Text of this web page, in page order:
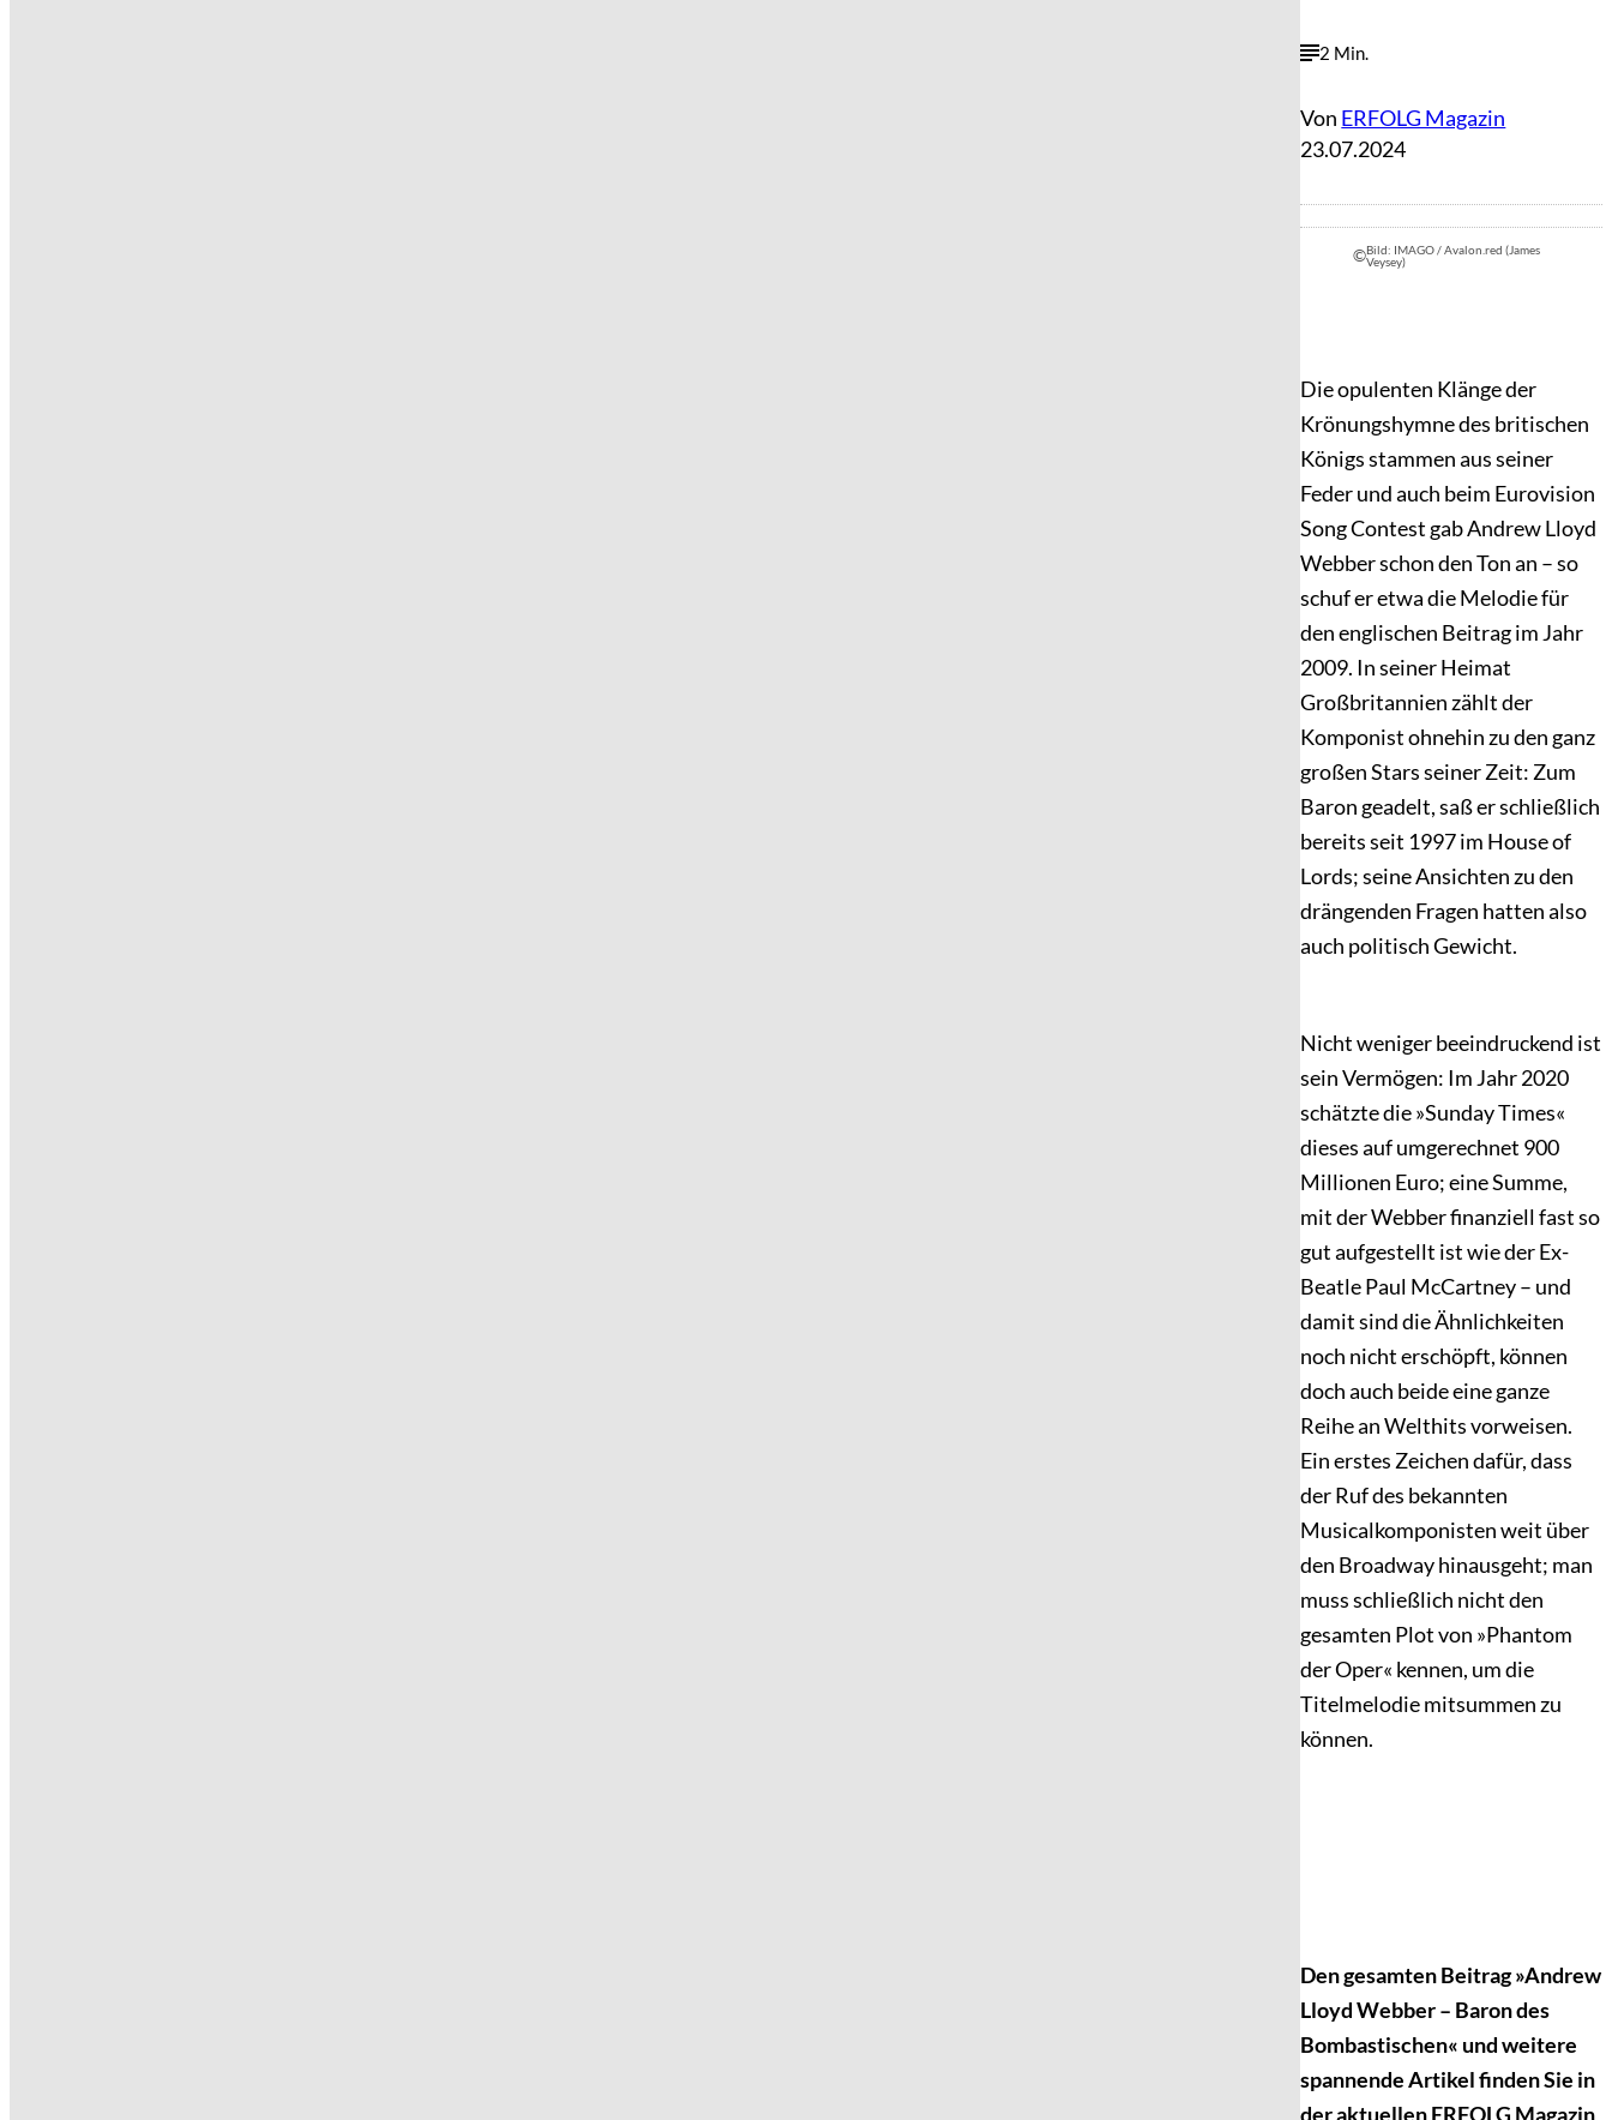
2 Min.
Von ERFOLG Magazin
23.07.2024
©Bild: IMAGO / Avalon.red (James
Veysey)
Die opulenten Klänge der
Krönungshymne des britischen
Königs stammen aus seiner
Feder und auch beim Eurovision
Song Contest gab Andrew Lloyd
Webber schon den Ton an – so
schuf er etwa die Melodie für
den englischen Beitrag im Jahr
2009. In seiner Heimat
Großbritannien zählt der
Komponist ohnehin zu den ganz
großen Stars seiner Zeit: Zum
Baron geadelt, saß er schließlich
bereits seit 1997 im House of
Lords; seine Ansichten zu den
drängenden Fragen hatten also
auch politisch Gewicht.
Nicht weniger beeindruckend ist
sein Vermögen: Im Jahr 2020
schätzte die »Sunday Times«
dieses auf umgerechnet 900
Millionen Euro; eine Summe,
mit der Webber finanziell fast so
gut aufgestellt ist wie der Ex-
Beatle Paul McCartney – und
damit sind die Ähnlichkeiten
noch nicht erschöpft, können
doch auch beide eine ganze
Reihe an Welthits vorweisen.
Ein erstes Zeichen dafür, dass
der Ruf des bekannten
Musicalkomponisten weit über
den Broadway hinausgeht; man
muss schließlich nicht den
gesamten Plot von »Phantom
der Oper« kennen, um die
Titelmelodie mitsummen zu
können.
Den gesamten Beitrag »Andrew
Lloyd Webber – Baron des
Bombastischen« und weitere
spannende Artikel finden Sie in
der aktuellen ERFOLG Magazin